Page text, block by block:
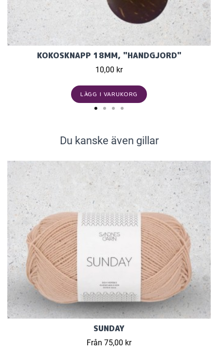
KOKOSKNAPP 18MM, "HANDGJORD"
10,00 kr
LÄGG I VARUKORG
Du kanske även gillar
SUNDAY
Från 75,00 kr